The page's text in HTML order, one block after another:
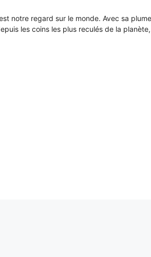
notre regard sur le monde. Avec sa
les coins les plus reculés de la